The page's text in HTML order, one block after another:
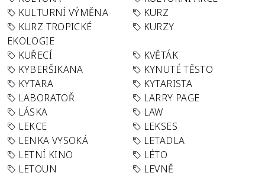
KULTURNÍ VÝMĚNA
KURZ
KURZ TROPICKÉ
EKOLOGIE
KURZY
KUŘECÍ
KVĚTÁK
KYBERŠIKANA
KYNUTÉ TĚSTO
KYTARA
KYTARISTA
LABORATOŘ
LARRY PAGE
LÁSKA
LAW
LEKCE
LEKSES
LENKA VYSOKÁ
LETADLA
LETNÍ KINO
LÉTO
LETOUN
LEVNĚ